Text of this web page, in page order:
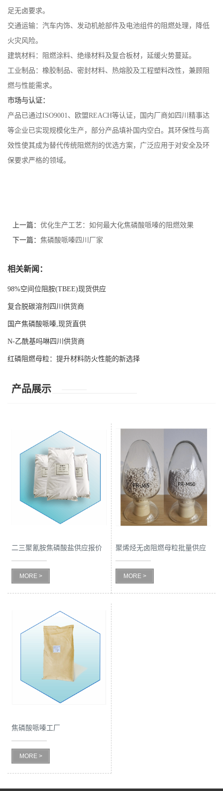
系
方
在
线
言
足无卤要求。
交通运输：汽车内饰、发动机舱部件及电池组件的阻燃处理，降低
火灾风险。
建筑材料：阻燃涂料、绝缘材料及复合板材，延缓火势蔓延。
工业制品 ：橡胶制品、密封材料、热熔胶及工程塑料改性，兼顾阻
燃与性能需求。
市场与认证：
产品已通过ISO9001、欧盟REACH等认证，国内厂商如四川精事达
等企业已实现规模化生产，部分产品填补国内空白。其环保性与高
效性使其成为替代传统阻燃剂的优选方案，广泛应用于对安全及环
保要求严格的领域。
上一篇： 优化生产工艺：如何最大化焦磷酸哌嗪的阻燃效果
下一篇： 焦磷酸哌嗪四川厂家
相关新闻：
98%空间位阻胺(TBEE)现货供应
复合脱碳溶剂四川供货商
国产焦磷酸哌嗪,现货直供
N-乙酰基吗啉四川供货商
红磷阻燃母粒：提升材料防火性能的新选择
产品展示
二三聚氰胺焦磷酸盐供应报价
MORE >
聚烯烃无卤阻燃母粒批量供应
MORE >
焦磷酸哌嗪工厂
MORE >